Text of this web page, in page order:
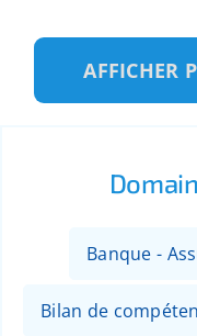
AFFICHER
Banque -
Bilan de